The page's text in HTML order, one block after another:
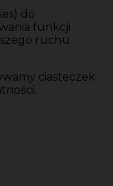
do
funkcji
ruchu
ciasteczek